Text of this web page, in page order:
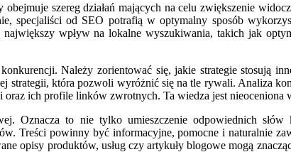
szereg działań mających na celu zwiększenie
specjaliści od SEO potrafią w optymalny sposób
wpływ na lokalne wyszukiwania, takich jak
Należy zorientować się, jakie strategie stosują
strategii, która pozwoli wyróżnić się na tle rywali. Analiza
ich profile linków zwrotnych. Ta wiedza jest nieoceniona
Oznacza to nie tylko umieszczenie odpowiednich
Treści powinny być informacyjne, pomocne i naturalnie
opisy produktów, usług czy artykuły blogowe mogą